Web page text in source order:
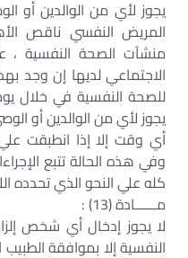
يجوز لأي من الوالدين أو
المريض النفسي ناقص
منشآت الصحة النفسية ،
الاجتماعي لديها إن وجد
للصحة النفسية في خلال
يجوز لأي من الوالدين أو
أي وقت إلا إذا انطبقت
وفي هذه الحالة تتبع
كله علي النحو الذي تحدده
مــــــادة (13) :
لا يجوز إدخال أي شخص
النفسية إلا بموافقة